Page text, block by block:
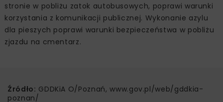
stronie w pobliżu zatok autobusowych, poprawi warunki
korzystania z komunikacji publicznej. Wykonanie azylu
dla pieszych poprawi warunki bezpieczeństwa w pobliżu
zjazdu na cmentarz.
Źródło: GDDKiA O/Poznań, www.gov.pl/web/gddkia-
poznan/